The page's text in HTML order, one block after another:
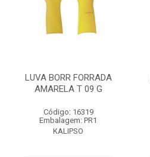
LUVA BORR FORRADA
AMARELA T 09 G
Código: 16319
Embalagem: PR1
KALIPSO